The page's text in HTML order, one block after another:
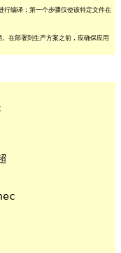
行编译；第一个步骤仅使该特定文件在
在部署到生产方案之前，应确保应用